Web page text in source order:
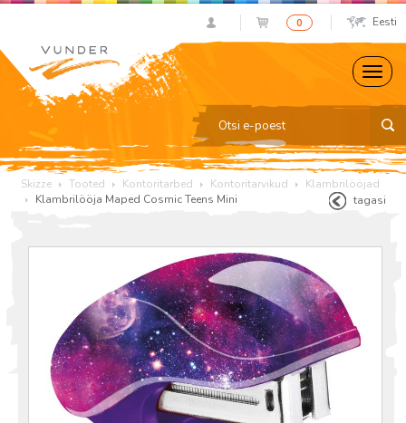
0 Eesti
Skizze Tooted Kontoritarbed Kontoritarvikud
Klambrilööjad
Klambrilööja Maped Cosmic Teens Mini
tagasi